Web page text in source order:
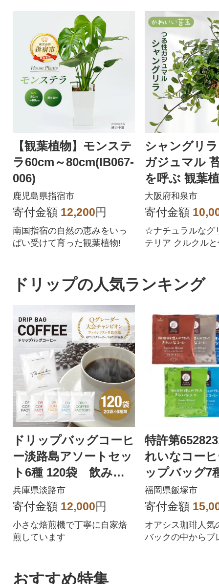
【観葉植物】モンステ
ラ60cm～80cm(IB067-
006)
鹿児島県指宿市
寄付金額 12,200円
南国指宿の自然の恵みをいっ
ぱい受けて育った観葉植物!
シャングリ
ガジュマル
を呼ぶ 観葉
大阪府和泉市
寄付金額
☆ナチュラルなグ
テリア クルクルと伸びるツル
ドリップの人気ランキング
ドリップバッグコーヒ
ー淡路島アソートセッ
ト6種 120袋 飲み比
べ ドリップバッグ
at14601
兵庫県淡路市
寄付金額 12,000円
小さな焙煎機で丁寧に自家焙
煎しています
特許第
れいなコー
ップバッグ7
(合計105袋)
福岡県飯塚市
寄付金額
オアシス珈琲人気
バックの中からブ
おすすめ特集